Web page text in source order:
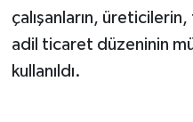
çalışanların,
adil ticaret düzeninin
kullanıldı.